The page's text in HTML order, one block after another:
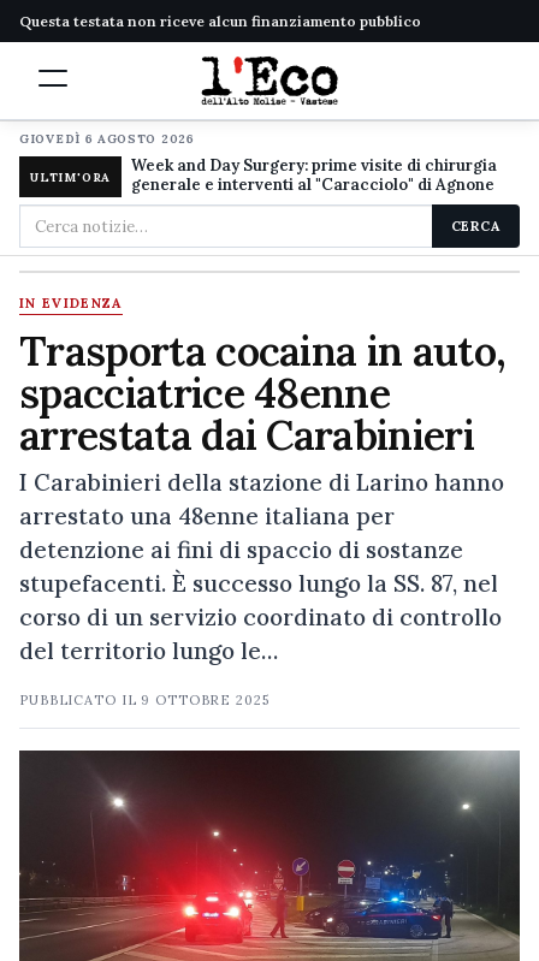
Questa testata non riceve alcun finanziamento pubblico
GIOVEDÌ 6 AGOSTO 2026
ULTIM'ORA
Week and Day Surgery: prime visite di chirurgia
generale e interventi al "Caracciolo" di Agnone
Cerca
nel
sito
CERCA
IN EVIDENZA
Trasporta cocaina in auto,
spacciatrice 48enne
arrestata dai Carabinieri
I Carabinieri della stazione di Larino hanno
arrestato una 48enne italiana per
detenzione ai fini di spaccio di sostanze
stupefacenti. È successo lungo la SS. 87, nel
corso di un servizio coordinato di controllo
del territorio lungo le…
PUBBLICATO IL 9 OTTOBRE 2025